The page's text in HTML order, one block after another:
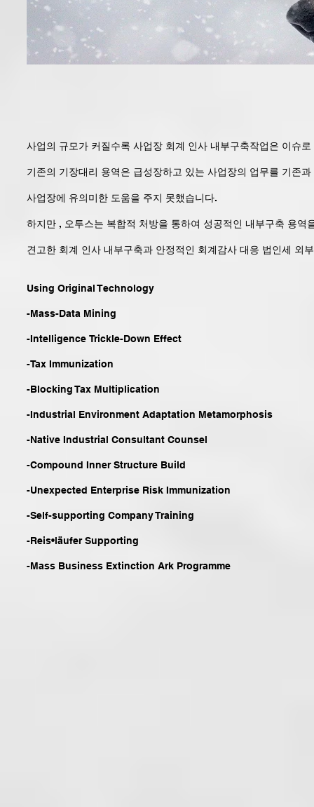
사업의 규모가 커질수록 사업장 회계 인사 내부구축작업은 이슈
기존의 기장대리 용역은 급성장하고 있는 사업장의 업무를 기존
사업장에 유의미한 도움을 주지 못했습니다.
하지만 , 오투스는 복합적 처방을 통하여 성공적인 내부구축 용역
견고한 회계 인사 내부구축과 안정적인 회계감사 대응 법인세 외
Using Original Technology
-Mass-Data Mining
-Intelligence Trickle-Down Effect
-Tax Immunization
-Blocking Tax Multiplication
-Industrial Environment Adaptation Metamorphosis
-Native Industrial Consultant Counsel
-Compound Inner Structure Build
-Unexpected Enterprise Risk Immunization
-Self-supporting Company Training
-Reis•läufer Supporting
-Mass Business Extinction Ark Programme